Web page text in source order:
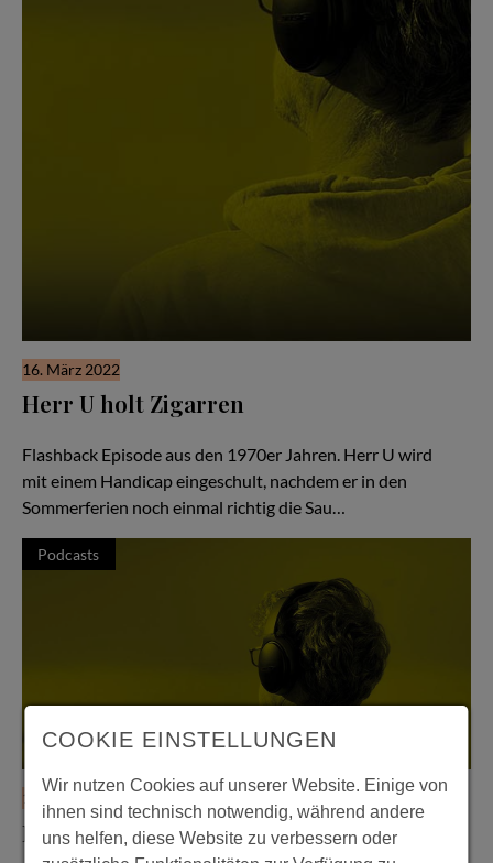
16. März 2022
Herr U holt Zigarren
Flashback Episode aus den 1970er Jahren. Herr U wird
mit einem Handicap eingeschult, nachdem er in den
Sommerferien noch einmal richtig die Sau…
Podcasts
16. März 2022
Herr U verliert einen ganzen Tag
COOKIE EINSTELLUNGEN
Wir nutzen Cookies auf unserer Website. Einige von
ihnen sind technisch notwendig, während andere
uns helfen, diese Website zu verbessern oder